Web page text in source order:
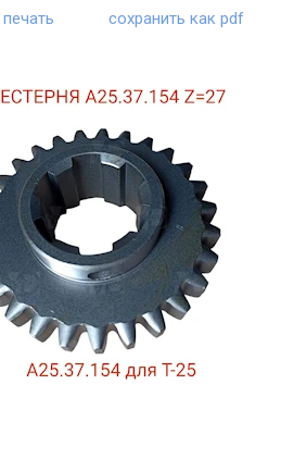
печать сохранить как pdf